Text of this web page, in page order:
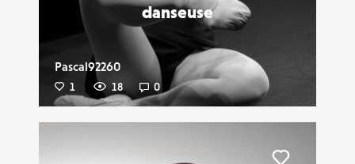
danseuse
Pascal92260
1 18 0